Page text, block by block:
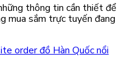
thông tin cần thiết để
mua sắm trực tuyến đang
order đồ Hàn Quốc nổi